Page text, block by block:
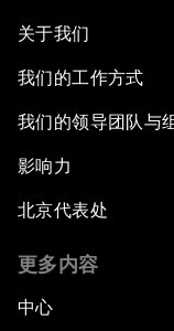
关于我们
我们的工作方式
我们的领导团队与
影响力
北京代表处
更多内容
中心